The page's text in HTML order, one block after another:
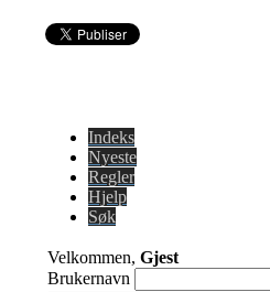
Indeks
Nyeste
Regler
Hjelp
Søk
Velkommen, Gjest
Brukernavn